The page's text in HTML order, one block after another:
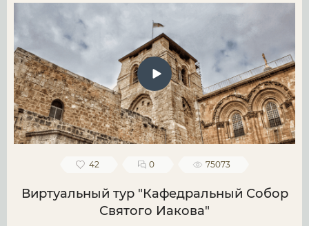
42 0 75073
Виртуальный тур "Кафедральный Собор
Святого Иакова"